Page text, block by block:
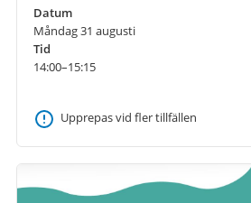
Datum
Måndag 31 augusti
Tid
14:00–15:15
Upprepas vid fler tillfällen